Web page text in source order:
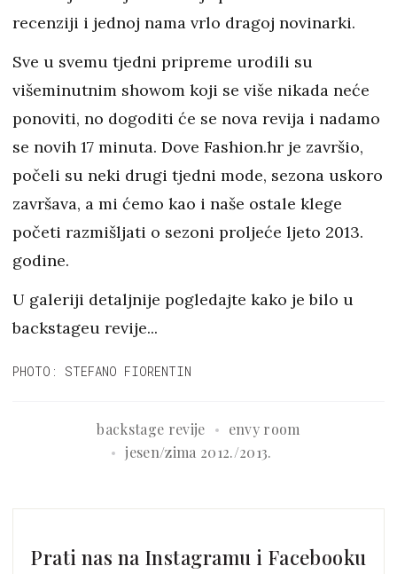
recenziji i jednoj nama vrlo dragoj novinarki.
Sve u svemu tjedni pripreme urodili su
višeminutnim showom koji se više nikada neće
ponoviti, no dogoditi će se nova revija i nadamo
se novih 17 minuta. Dove Fashion.hr je završio,
počeli su neki drugi tjedni mode, sezona uskoro
završava, a mi ćemo kao i naše ostale klege
početi razmišljati o sezoni proljeće ljeto 2013.
godine.
U galeriji detaljnije pogledajte kako je bilo u
backstageu revije...
PHOTO: STEFANO FIORENTIN
backstage revije
envy room
jesen/zima 2012./2013.
Prati nas na Instagramu i Facebooku